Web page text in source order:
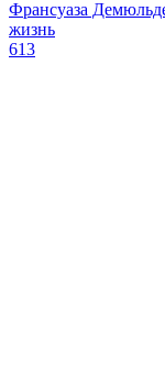
Франсуаза
жизнь
613